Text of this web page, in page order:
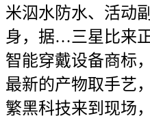
米泅水防水、活动
身，据…三星比来
智能穿戴设备商标
最新的产物取手艺
繁黑科技来到现场